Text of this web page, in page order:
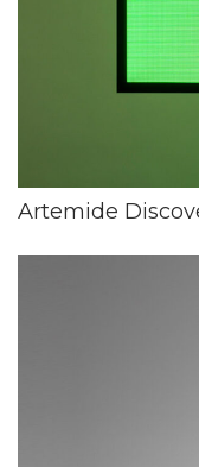
Artemide